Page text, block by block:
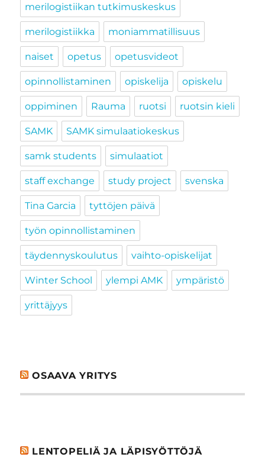
merilogistiikan tutkimuskeskus
merilogistiikka moniammatillisuus
naiset opetus opetusvideot
opinnollistaminen opiskelija opiskelu
oppiminen Rauma ruotsi ruotsin kieli
SAMK SAMK simulaatiokeskus
samk students simulaatiot
staff exchange study project svenska
Tina Garcia tyttöjen päivä
työn opinnollistaminen
täydennyskoulutus vaihto-opiskelijat
Winter School ylempi AMK ympäristö
yrittäjyys
OSAAVA YRITYS
LENTOPELIÄ JA LÄPISYÖTTÖJÄ